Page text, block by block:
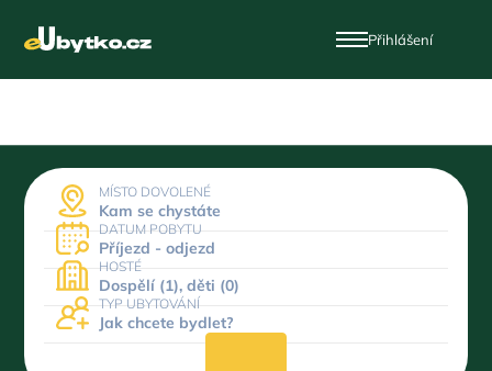
Přihlášení
MÍSTO DOVOLENÉ
Kam se chystáte
DATUM POBYTU
Příjezd - odjezd
HOSTÉ
Dospělí (1), děti (0)
TYP UBYTOVÁNÍ
Jak chcete bydlet?